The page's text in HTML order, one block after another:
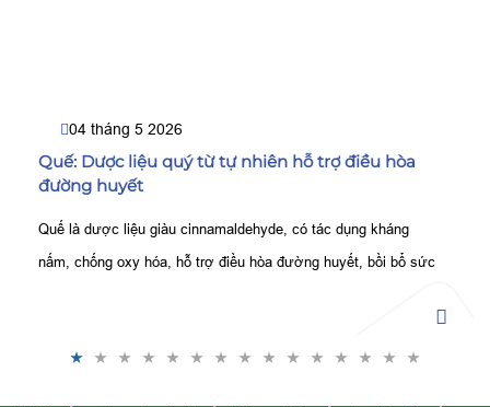
04 tháng 5 2026
Quế: Dược liệu quý từ tự nhiên hỗ trợ điều hòa
đường huyết
Quế là dược liệu giàu cinnamaldehyde, có tác dụng kháng
nấm, chống oxy hóa, hỗ trợ điều hòa đường huyết, bồi bổ sức